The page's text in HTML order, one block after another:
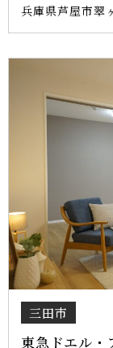
兵庫県芦屋市翠
三田市
東急ドエル